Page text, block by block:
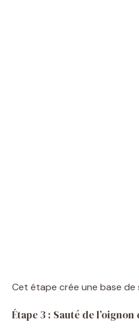
Cet étape crée une base
Étape 3 : Sauté de